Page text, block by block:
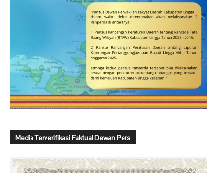
Media Terverifikasi Faktual Dewan Pers